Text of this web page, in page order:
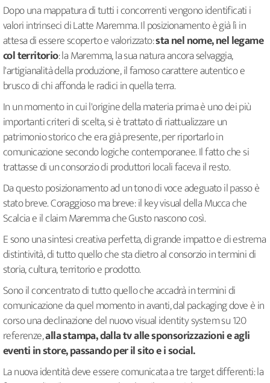
Dopo una mappatura di tutti i concorrenti vengono identificati i
valori intrinseci di Latte Maremma. Il posizionamento è già lì in
attesa di essere scoperto e valorizzato:sta nel nome, nel legame
col territorio: la Maremma, la sua natura ancora selvaggia,
l'artigianalità della produzione, il famoso carattere autentico e
brusco di chi affonda le radici in quella terra.
In un momento in cui l'origine della materia prima è uno dei più
importanti criteri di scelta, si è trattato di riattualizzare un
patrimonio storico che era già presente, per riportarlo in
comunicazione secondo logiche contemporanee. Il fatto che si
trattasse di un consorzio di produttori locali faceva il resto.
Da questo posizionamento ad un tono di voce adeguato il passo è
stato breve. Coraggioso ma breve: il key visual della Mucca che
Scalcia e il claim Maremma che Gusto nascono così.
E sono una sintesi creativa perfetta, di grande impatto e di estrema
distintività, di tutto quello che sta dietro al consorzio in termini di
storia, cultura, territorio e prodotto.
Sono il concentrato di tutto quello che accadrà in termini di
comunicazione da quel momento in avanti, dal packaging dove è in
corso una declinazione del nuovo visual identity system su 120
referenze,alla stampa, dalla tv alle sponsorizzazioni e agli
eventi in store, passando per il sito e i social.
La nuova identità deve essere comunicata a tre target differenti: la